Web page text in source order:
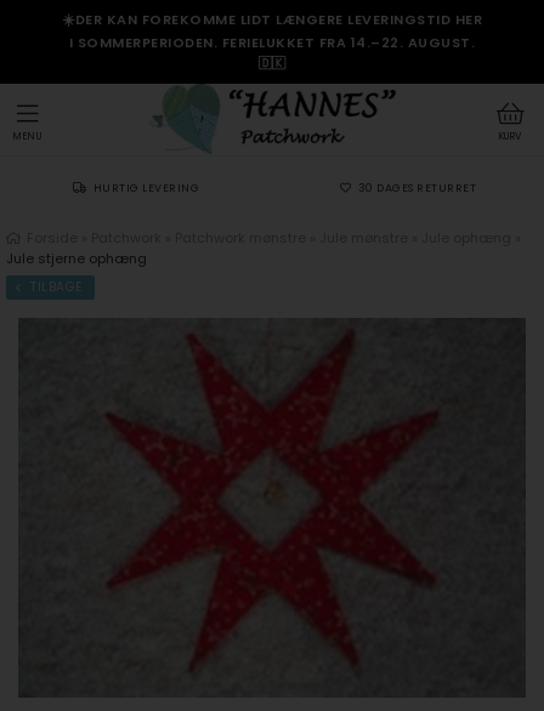
☀️DER KAN FOREKOMME LIDT LÆNGERE LEVERINGSTID HER
I SOMMERPERIODEN. FERIELUKKET FRA 14.–22. AUGUST.
🇩🇰
KURV
MENU
HURTIG LEVERING 30 DAGES RETURRET
Jule stjerne ophæng
TILBAGE